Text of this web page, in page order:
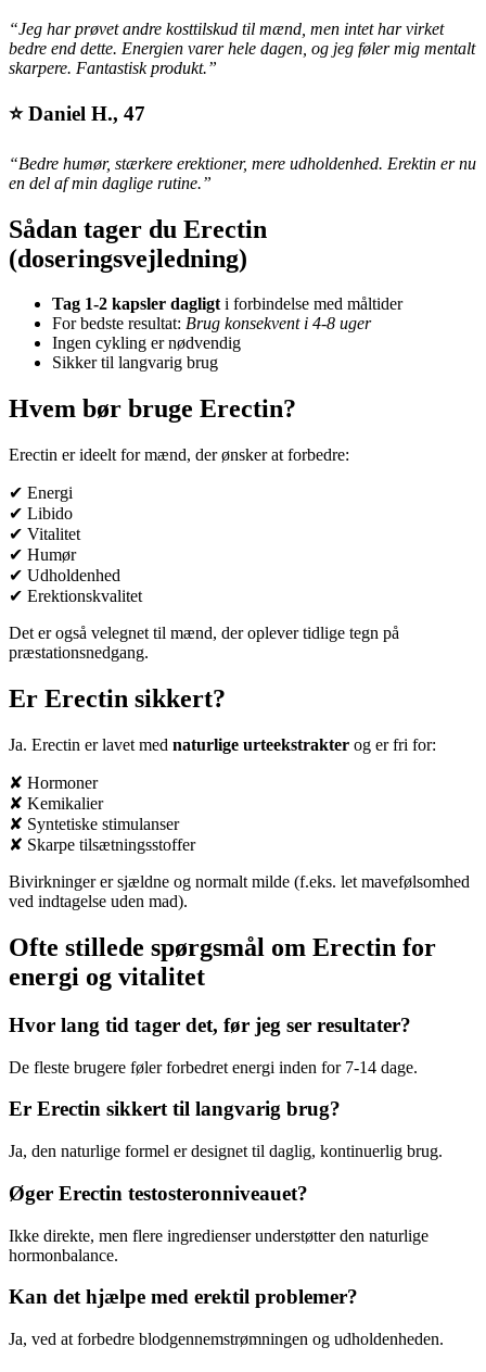
“Jeg har prøvet andre kosttilskud til mænd, men intet har virket
bedre end dette. Energien varer hele dagen, og jeg føler mig mentalt
skarpere. Fantastisk produkt.”
⭐Daniel H., 47
“Bedre humør, stærkere erektioner, mere udholdenhed. Erektin er nu
en del af min daglige rutine.”
Sådan tager du Erectin
(doseringsvejledning)
Tag 1-2 kapsler dagligti forbindelse med måltider
For bedste resultat: Brug konsekvent i 4-8 uger
Ingen cykling er nødvendig
Sikker til langvarig brug
Hvem bør bruge Erectin?
Erectin er ideelt for mænd, der ønsker at forbedre:
✔ Energi
✔ Libido
✔ Vitalitet
✔ Humør
✔ Udholdenhed
✔ Erektionskvalitet
Det er også velegnet til mænd, der oplever tidlige tegn på
præstationsnedgang.
Er Erectin sikkert?
Ja. Erectin er lavet med naturlige urteekstrakter og er fri for:
✘ Hormoner
✘ Kemikalier
✘ Syntetiske stimulanser
✘ Skarpe tilsætningsstoffer
Bivirkninger er sjældne og normalt milde (f.eks. let mavefølsomhed
ved indtagelse uden mad).
Ofte stillede spørgsmål om Erectin for
energi og vitalitet
Hvor lang tid tager det, før jeg ser resultater?
De fleste brugere føler forbedret energi inden for 7-14 dage.
Er Erectin sikkert til langvarig brug?
Ja, den naturlige formel er designet til daglig, kontinuerlig brug.
Øger Erectin testosteronniveauet?
Ikke direkte, men flere ingredienser understøtter den naturlige
hormonbalance.
Kan det hjælpe med erektil problemer?
Ja, ved at forbedre blodgennemstrømningen og udholdenheden.